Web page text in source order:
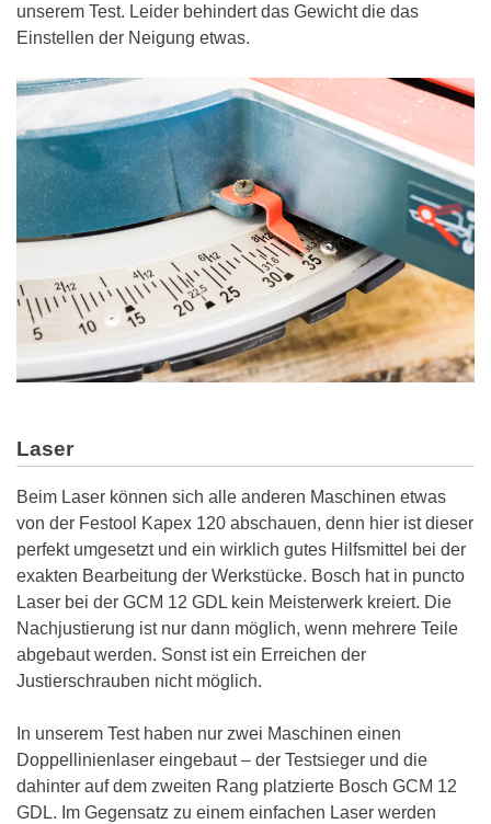
unserem Test. Leider behindert das Gewicht die das
Einstellen der Neigung etwas.
Laser
Beim Laser können sich alle anderen Maschinen etwas
von der Festool Kapex 120 abschauen, denn hier ist dieser
perfekt umgesetzt und ein wirklich gutes Hilfsmittel bei der
exakten Bearbeitung der Werkstücke. Bosch hat in puncto
Laser bei der GCM 12 GDL kein Meisterwerk kreiert. Die
Nachjustierung ist nur dann möglich, wenn mehrere Teile
abgebaut werden. Sonst ist ein Erreichen der
Justierschrauben nicht möglich.
In unserem Test haben nur zwei Maschinen einen
Doppellinienlaser eingebaut – der Testsieger und die
dahinter auf dem zweiten Rang platzierte Bosch GCM 12
GDL. Im Gegensatz zu einem einfachen Laser werden